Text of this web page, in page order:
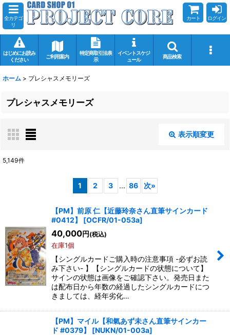
全カテゴ
リ
カート ログイン
はじめにお読み
ください
ご利用案内
特定商取引法表
示
イベントスケジ
ュール
商品検索
ホーム > プレシャスメモリーズ
プレシャスメモリーズ
表示順変更
在庫あり
並び順:
絞り込む
5,149件
1 2 3 ... 86 次»
【PM】前原 仁【近藤玲奈さん直筆サインカード
#0412】
[OCFR/01-053a]
40,000円 (税込)
在庫1個
【シングルカードご購入時の注意事項 -必ずお読
み下さい- 】【シングルカードの状態について】
サインの状態は画像をご確認下さい。発売日また
は配布日から年数の経過したシングルカードにつ
きましては、経年劣化…
【PM】マイル【和氣あず未さん直筆サインカー
ド #0379】
[NUKN/01-003a]